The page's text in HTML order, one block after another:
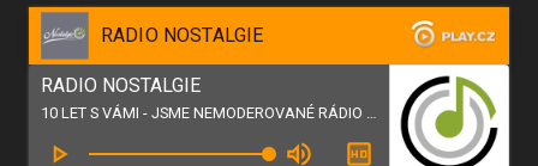
RADIO NOSTALGIE
RADIO NOSTALGIE
10 LET S VÁMI - JSME NEMODEROVANÉ RÁDIO - JSME NOSTALGIE